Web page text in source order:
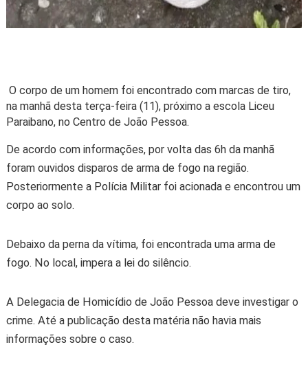
O corpo de um homem foi encontrado com marcas de tiro,
na manhã desta terça-feira (11), próximo a escola Liceu
Paraibano, no Centro de João Pessoa.
De acordo com informações, por volta das 6h da manhã
foram ouvidos disparos de arma de fogo na região.
Posteriormente a Polícia Militar foi acionada e encontrou um
corpo ao solo.
Debaixo da perna da vítima, foi encontrada uma arma de
fogo. No local, impera a lei do silêncio.
A Delegacia de Homicídio de João Pessoa deve investigar o
crime. Até a publicação desta matéria não havia mais
informações sobre o caso.